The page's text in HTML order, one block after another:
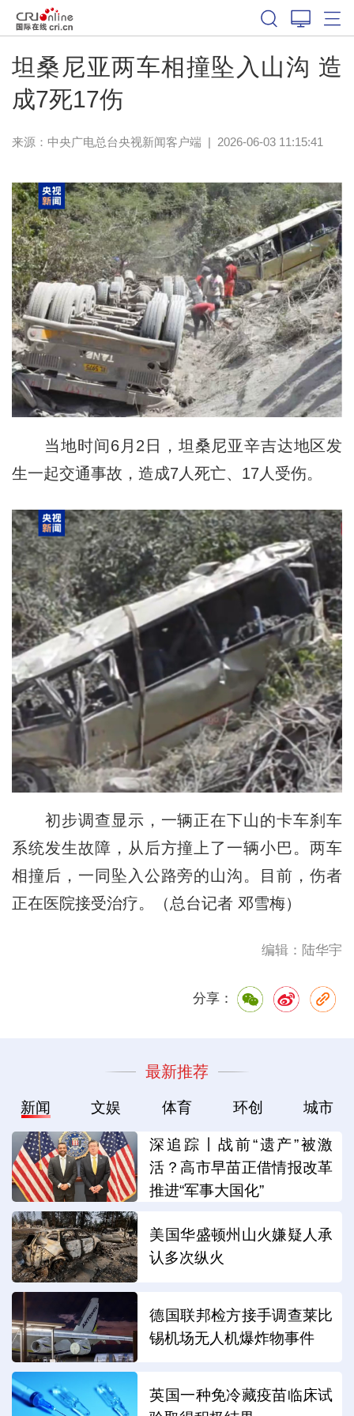
坦桑尼亚两车相撞坠入山沟 造
成7死17伤
来源： 中央广电总台央视新闻客户端 | 2026-06-03 11:15:41
当地时间6月2日，坦桑尼亚辛吉达地区发
生一起交通事故，造成7人死亡、17人受伤。
初步调查显示，一辆正在下山的卡车刹车
系统发生故障，从后方撞上了一辆小巴。两车
相撞后，一同坠入公路旁的山沟。目前，伤者
正在医院接受治疗。（总台记者 邓雪梅）
编辑：陆华宇
分享：
最新推荐
新闻 文娱 体育 环创 城市
深追踪丨战前“遗产”被激
活？高市早苗正借情报改革
推进“军事大国化”
美国华盛顿州山火嫌疑人承
认多次纵火
德国联邦检方接手调查莱比
锡机场无人机爆炸物事件
英国一种免冷藏疫苗临床试